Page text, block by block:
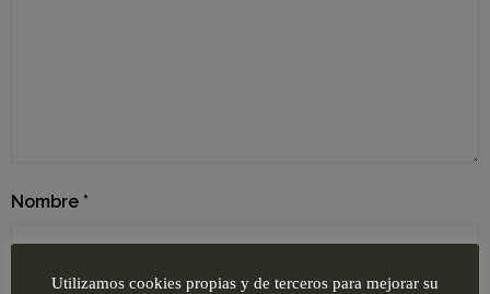
Nombre *
Utilizamos cookies propias y de terceros para mejorar su